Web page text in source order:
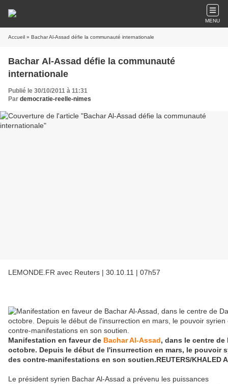
MENU
Accueil » Bachar Al-Assad défie la communauté internationale
Bachar Al-Assad défie la communauté
internationale
Publié le 30/10/2011 à 11:31
Par democratie-reelle-nimes
LEMONDE.FR avec Reuters | 30.10.11 | 07h57
Manifestation en faveur de Bachar Al-Assad, dans le centre de
octobre. Depuis le début de l'insurrection en mars, le pouvoir
des contre-manifestations en son soutien.REUTERS/KHALED
Le président syrien Bachar Al-Assad a prévenu les puissances